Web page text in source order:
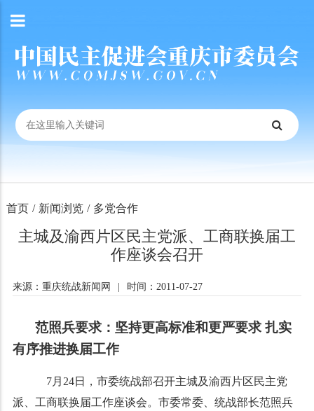
首页 / 新闻浏览 / 多党合作
主城及渝西片区民主党派、工商联换届工
作座谈会召开
来源：重庆统战新闻网 时间：2011-07-27
范照兵要求：坚持更高标准和更严要求 扎实
有序推进换届工作
7月24日，市委统战部召开主城及渝西片区民主党
派、工商联换届工作座谈会。市委常委、统战部长范照兵